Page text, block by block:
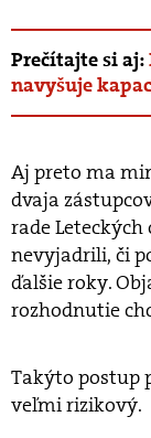
Prečítajte si aj:
navyšuje
Aj preto ma
dvaja
rade
nevyjadrili, či
ďalšie roky.
rozhodnutie
Takýto postup
veľmi rizikový.